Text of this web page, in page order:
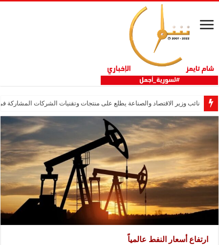
نائب وزير الاقتصاد والصناعة يطلع على منتجات وتقنيات الشركات المشاركة في
ارتفاع أسعار النفط عالمياً